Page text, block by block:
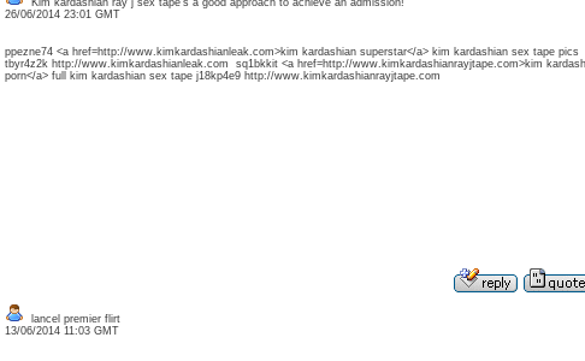
Kim kardashian ray j sex tape's a good approach to achieve an admission!
26/06/2014 23:01 GMT
ppezne74 <a href=http://www.kimkardashianleak.com>kim kardashian superstar</a> kim kardashian sex tape pics
tbyr4z2k http://www.kimkardashianleak.com sq1bkkit <a href=http://www.kimkardashianrayjtape.com>kim
porn</a> full kim kardashian sex tape j18kp4e9 http://www.kimkardashianrayjtape.com
lancel premier flirt
13/06/2014 11:03 GMT